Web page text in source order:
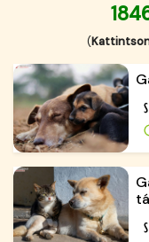
(Kattintson